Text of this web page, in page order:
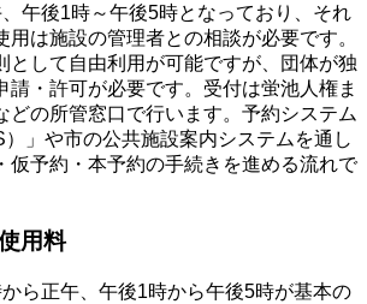
午後1時～午後5時となっており、それ
用は施設の管理者との相談が必要です。
として自由利用が可能ですが、団体が独
請・許可が必要です。受付は蛍池人権ま
どの所管窓口で行います。予約システム
）」や市の公共施設案内システムを通し
仮予約・本予約の手続きを進める流れで
用料
ら正午、午後1時から午後5時が基本の